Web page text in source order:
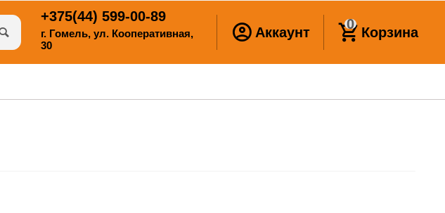
+375(44) 599-00-89
г. Гомель, ул. Кооперативная,
30
Аккаунт
0
Корзина